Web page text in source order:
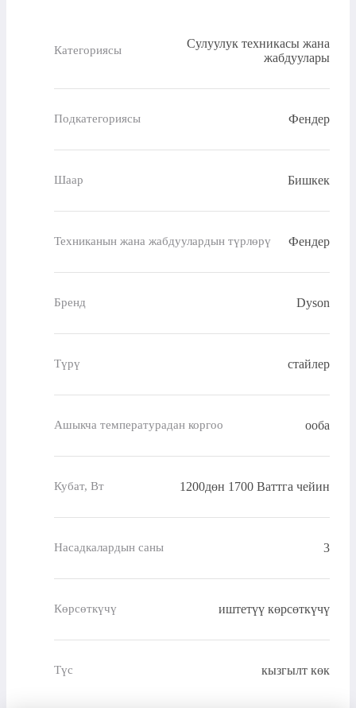
Категориясы
Сулуулук техникасы жана
жабдуулары
Подкатегориясы Фендер
Шаар Бишкек
Техниканын жана жабдуулардын түрлөрү Фендер
Бренд Dyson
Түрү стайлер
Ашыкча температурадан коргоо ооба
Кубат, Вт 1200дөн 1700 Ваттга чейин
Насадкалардын саны 3
Көрсөткүчү иштетүү көрсөткүчү
Түс кызгылт көк